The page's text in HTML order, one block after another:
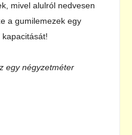
mivel alulról nedvesen
a gumilemezek egy
egy négyzetméter